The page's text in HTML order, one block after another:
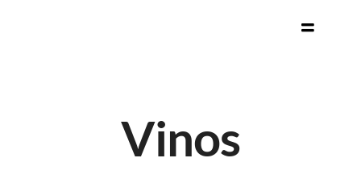
Vinos